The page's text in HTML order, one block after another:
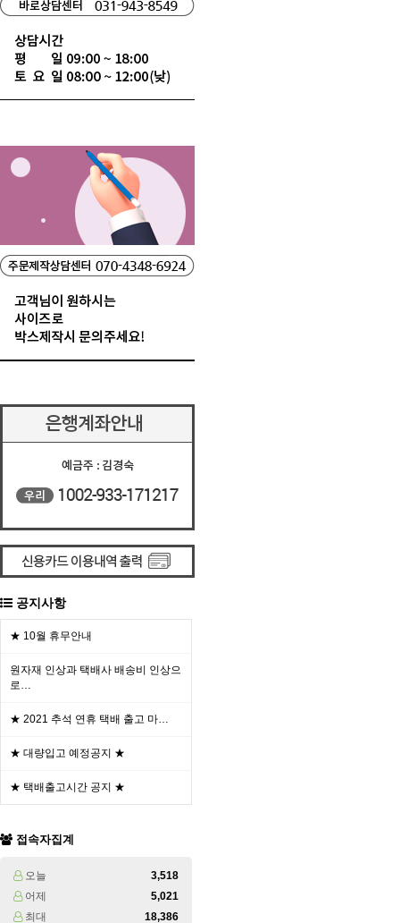
공지사항
★ 10월 휴무안내
원자재 인상과 택배사 배송비 인상으
로…
★ 2021 추석 연휴 택배 출고 마…
★ 대량입고 예정공지 ★
★ 택배출고시간 공지 ★
접속자집계
오늘
3,518
어제
5,021
최대
18,386